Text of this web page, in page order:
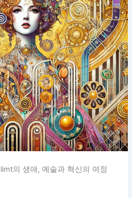
의 생애, 예술과 혁신의 여정